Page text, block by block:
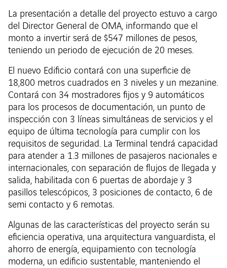
La presentación a detalle del proyecto estuvo a cargo
del Director General de OMA, informando que el
monto a invertir será de $547 millones de pesos,
teniendo un periodo de ejecución de 20 meses.
El nuevo Edificio contará con una superficie de
18,800 metros cuadrados en 3 niveles y un mezanine.
Contará con 34 mostradores fijos y 9 automáticos
para los procesos de documentación, un punto de
inspección con 3 líneas simultáneas de servicios y el
equipo de última tecnología para cumplir con los
requisitos de seguridad. La Terminal tendrá capacidad
para atender a 1.3 millones de pasajeros nacionales e
internacionales, con separación de flujos de llegada y
salida, habilitada con 6 puertas de abordaje y 3
pasillos telescópicos, 3 posiciones de contacto, 6 de
semi contacto y 6 remotas.
Algunas de las características del proyecto serán su
eficiencia operativa, una arquitectura vanguardista, el
ahorro de energía, equipamiento con tecnología
moderna, un edificio sustentable, manteniendo el